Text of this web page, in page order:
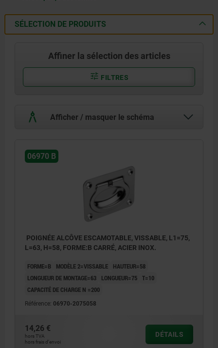
SÉLECTION DE PRODUITS
Affiner la sélection des articles
FILTRES
Afficher / masquer le schéma
06970 B
POIGNÉE ALCÔVE ESCAMOTABLE, VISSABLE, L1=75,
L=63, H=58, FORME:B CARRÉ, ACIER INOX.
FORME=B MODÈLE 2=VISSABLE
HAUTEUR=58
LONGUEUR DE MONTAGE=63
LONGUEUR=75 T=10
CAPACITÉ DE CHARGE N =200
Référence: 06970-2075058
14,26 €
hors TVA
hors frais d’envoi
DÉTAILS